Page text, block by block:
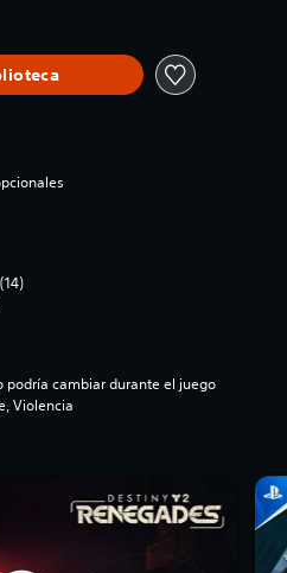
podría cambiar durante el juego
Violencia